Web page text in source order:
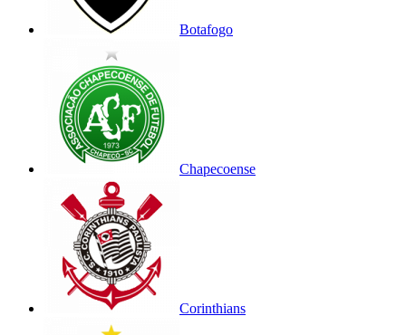
Botafogo
Chapecoense
Corinthians